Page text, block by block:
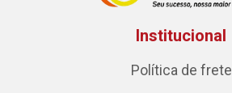
Institucional
Política de frete